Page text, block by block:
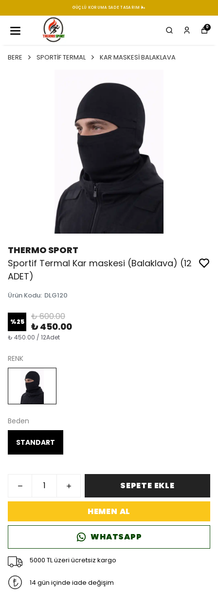
GÜÇLÜ KORUMA SADE TASARIM 🌬️
0
BERE SPORTİF TERMAL KAR MASKESİ BALAKLAVA
THERMO SPORT
Sportif Termal Kar maskesi (Balaklava) (12
ADET)
Ürün Kodu: DLG120
%25 ₺ 600.00
₺ 450.00
₺ 450.00 / 12Adet
RENK
Beden
STANDART
SEPETE EKLE
HEMEN AL
WHATSAPP
5000 TL üzeri ücretsiz kargo
14 gün içinde iade değişim